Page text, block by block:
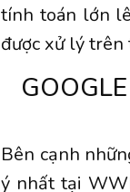
tính toán lớn
được xử lý trên
Bên cạnh
ý nhất tại